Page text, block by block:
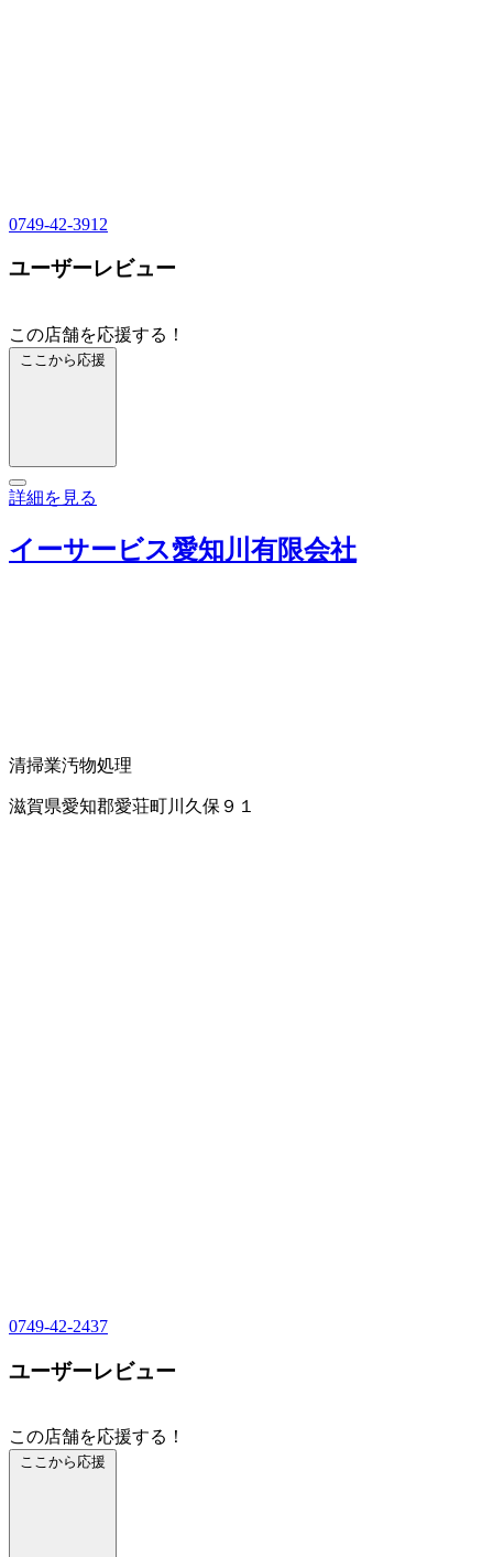
0749-42-3912
ユーザーレビュー
この店舗を応援する！
ここから応援
詳細を見る
イーサービス愛知川有限会社
清掃業汚物処理
滋賀県愛知郡愛荘町川久保９１
0749-42-2437
ユーザーレビュー
この店舗を応援する！
ここから応援